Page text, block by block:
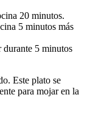
20 minutos.
5 minutos más
durante 5 minutos
Este plato se
para mojar en la